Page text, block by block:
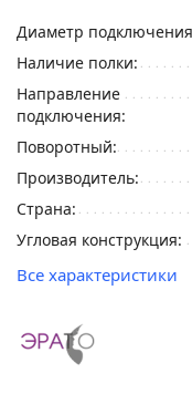
Диаметр
Наличие полки:
Направление
подключения:
Поворотный:
Производитель:
Страна:
Угловая конструкция:
Все характеристики